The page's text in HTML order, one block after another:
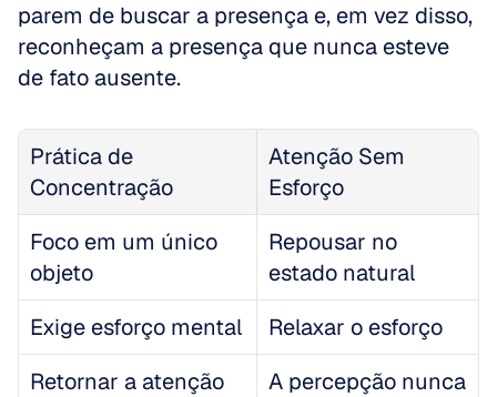
parem de buscar a presença e, em vez disso,
reconheçam a presença que nunca esteve
de fato ausente.
Prática de
Concentração
Atenção Sem
Esforço
Foco em um único
objeto
Repousar no
estado natural
Exige esforço mental
Relaxar o esforço
Retornar a atenção
A percepção nunca